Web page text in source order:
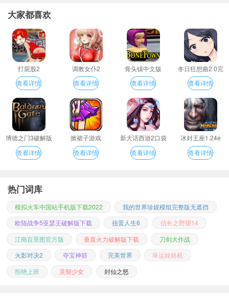
大家都喜欢
打屁股2
查看详情
调教女仆2
查看详情
骨头镇中文版
查看详情
冬日狂想曲2.0完
整汉化版
查看详情
博德之门3破解版
查看详情
掀裙子游戏
查看详情
新大话西游2口袋
版
查看详情
冰封王座1.24e
查看详情
热门词库
模拟火车中国站手机版下载2022
我的世界珍妮模组完整版无遮挡
欧陆战争5亚瑟王破解版下载
扭蛋人生6
信长之野望14
江南百景图官方版
垂直火力破解版下载
刀剑大作战
火影对决2
夺宝神箭 完美世界
幸运娃娃机
拒绝上班
灵契少女 封仙之怒